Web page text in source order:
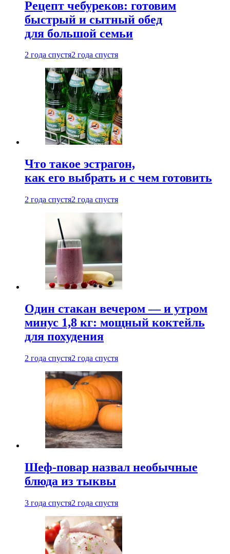
Рецепт чебуреков: готовим
быстрый и сытный обед
для большой семьи
2 года спустя2 года спустя
Что такое эстрагон,
как его выбрать и с чем готовить
2 года спустя2 года спустя
Один стакан вечером — и утром
минус 1,8 кг: мощный коктейль
для похудения
2 года спустя2 года спустя
Шеф-повар назвал необычные
блюда из тыквы
3 года спустя2 года спустя